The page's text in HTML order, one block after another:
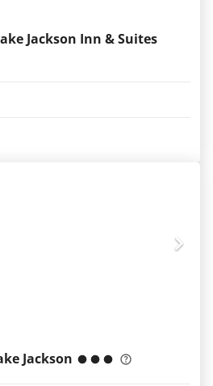
Jackson Inn & Suites
Jackson